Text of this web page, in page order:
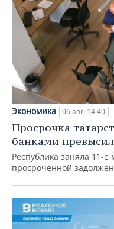
Экономика 06 авг, 14:40
Просрочка
банками
Республика заняла 11-
просроченной